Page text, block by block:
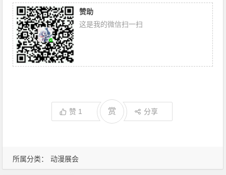
所属分类： 动漫展会
赞助
这是我的微信扫一扫
赞 1 赏 分享